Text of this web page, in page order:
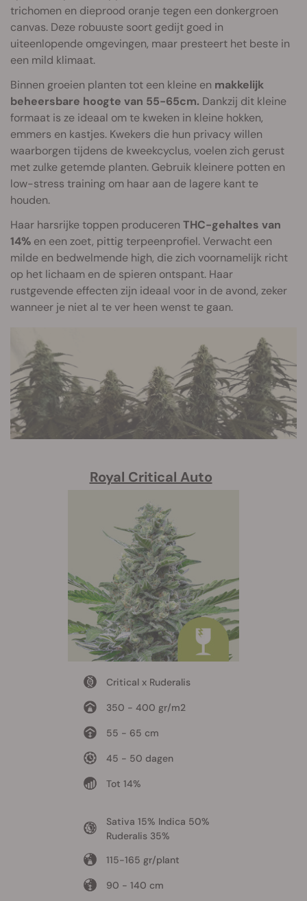
trichomen en dieprood oranje tegen een donkergroen
canvas. Deze robuuste soort gedijt goed in
uiteenlopende omgevingen, maar presteert het beste in
een mild klimaat.
Binnen groeien planten tot een kleine en makkelijk
beheersbare hoogte van 55-65cm. Dankzij dit kleine
formaat is ze ideaal om te kweken in kleine hokken,
emmers en kastjes. Kwekers die hun privacy willen
waarborgen tijdens de kweekcyclus, voelen zich gerust
met zulke getemde planten. Gebruik kleinere potten en
low-stress training om haar aan de lagere kant te
houden.
Haar harsrijke toppen produceren THC-gehaltes van
14% en een zoet, pittig terpeenprofiel. Verwacht een
milde en bedwelmende high, die zich voornamelijk richt
op het lichaam en de spieren ontspant. Haar
rustgevende effecten zijn ideaal voor in de avond, zeker
wanneer je niet al te ver heen wenst te gaan.
Royal Critical Auto
Critical x Ruderalis
350 - 400 gr/m2
55 - 65 cm
45 - 50 dagen
Tot 14%
Sativa 15% Indica 50%
Ruderalis 35%
115-165 gr/plant
90 - 140 cm